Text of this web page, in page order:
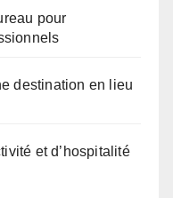
pour
destination en lieu
et d’hospitalité